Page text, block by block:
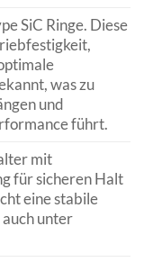
SiC Ringe. Diese
was zu
und
führt.
mit
für sicheren Halt
eine stabile
unter